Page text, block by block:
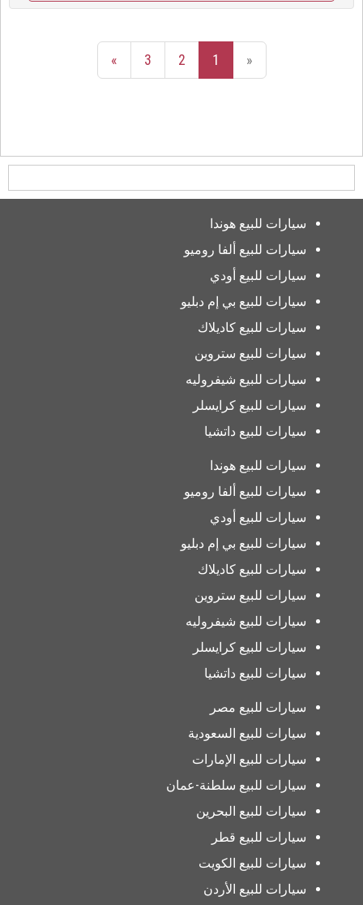
«
1
2
3
»
سيارات للبيع هوندا
سيارات للبيع ألفا روميو
سيارات للبيع أودي
سيارات للبيع بي إم دبليو
سيارات للبيع كاديلاك
سيارات للبيع ستروين
سيارات للبيع شيفروليه
سيارات للبيع كرايسلر
سيارات للبيع داتشيا
سيارات للبيع هوندا
سيارات للبيع ألفا روميو
سيارات للبيع أودي
سيارات للبيع بي إم دبليو
سيارات للبيع كاديلاك
سيارات للبيع ستروين
سيارات للبيع شيفروليه
سيارات للبيع كرايسلر
سيارات للبيع داتشيا
سيارات للبيع مصر
سيارات للبيع السعودية
سيارات للبيع الإمارات
سيارات للبيع سلطنة-عمان
سيارات للبيع البحرين
سيارات للبيع قطر
سيارات للبيع الكويت
سيارات للبيع الأردن